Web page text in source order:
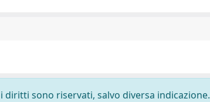
sono riservati, salvo diversa indicazione.